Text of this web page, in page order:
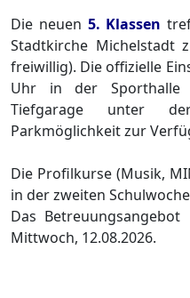
Die neuen 5. Klassen
Stadtkirche Michelstadt
freiwillig). Die offizielle
Uhr in der Sporthalle
Tiefgarage unter
Parkmöglichkeit zur
Die Profilkurse (Musik,
in der zweiten
Das
Mittwoch, 12.08.2026.